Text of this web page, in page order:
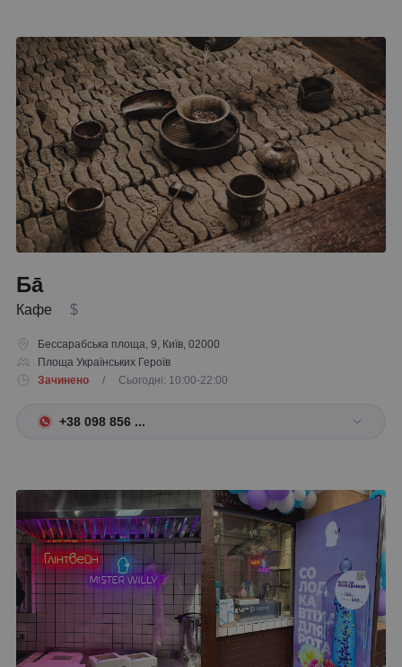
Бā
Кафе $
Бессарабська площа, 9, Київ, 02000
Площа Українських Героїв
Зачинено
/ Сьогодні: 10:00-22:00
+38 098 856 ...